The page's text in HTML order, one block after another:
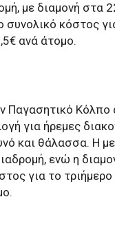
με διαμονή στα
κόστος
ανά άτομο.
Παγασητικό Κόλπο
για ήρεμες
και θάλασσα. Η
ενώ η
για το τριήμερο